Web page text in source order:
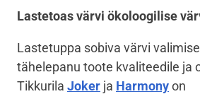
Lastetoas värvi ökoloogilise
Lastetuppa sobiva värvi
tähelepanu toote kvaliteedile ja
Tikkurila Joker ja Harmonyon